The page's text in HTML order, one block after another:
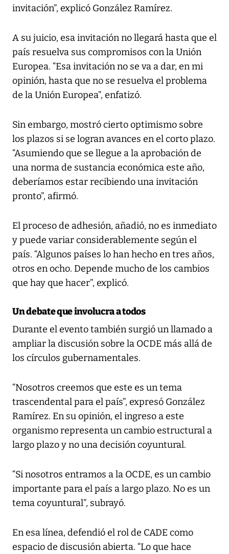
invitación”, explicó González Ramírez.
A su juicio, esa invitación no llegará hasta que el
país resuelva sus compromisos con la Unión
Europea. “Esa invitación no se va a dar, en mi
opinión, hasta que no se resuelva el problema
de la Unión Europea”, enfatizó.
Sin embargo, mostró cierto optimismo sobre
los plazos si se logran avances en el corto plazo.
“Asumiendo que se llegue a la aprobación de
una norma de sustancia económica este año,
deberíamos estar recibiendo una invitación
pronto”, afirmó.
El proceso de adhesión, añadió, no es inmediato
y puede variar considerablemente según el
país. “Algunos países lo han hecho en tres años,
otros en ocho. Depende mucho de los cambios
que hay que hacer”, explicó.
Un debate que involucra a todos
Durante el evento también surgió un llamado a
ampliar la discusión sobre la OCDE más allá de
los círculos gubernamentales.
“Nosotros creemos que este es un tema
trascendental para el país”, expresó González
Ramírez. En su opinión, el ingreso a este
organismo representa un cambio estructural a
largo plazo y no una decisión coyuntural.
“Si nosotros entramos a la OCDE, es un cambio
importante para el país a largo plazo. No es un
tema coyuntural”, subrayó.
En esa línea, defendió el rol de CADE como
espacio de discusión abierta. “Lo que hace